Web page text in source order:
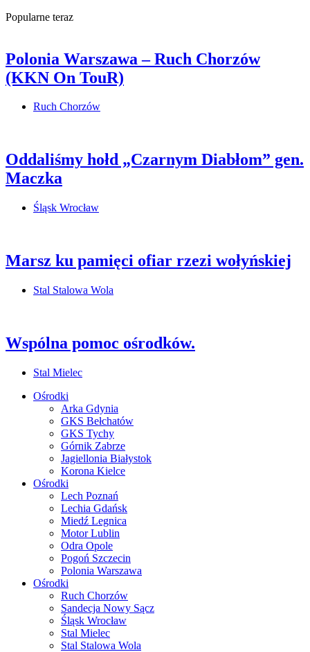
Popularne teraz
Polonia Warszawa – Ruch Chorzów
(KKN On TouR)
Ruch Chorzów
Oddaliśmy hołd „Czarnym Diabłom” gen.
Maczka
Śląsk Wrocław
Marsz ku pamięci ofiar rzezi wołyńskiej
Stal Stalowa Wola
Wspólna pomoc ośrodków.
Stal Mielec
Ośrodki
Arka Gdynia
GKS Bełchatów
GKS Tychy
Górnik Zabrze
Jagiellonia Białystok
Korona Kielce
Ośrodki
Lech Poznań
Lechia Gdańsk
Miedź Legnica
Motor Lublin
Odra Opole
Pogoń Szczecin
Polonia Warszawa
Ośrodki
Ruch Chorzów
Sandecja Nowy Sącz
Śląsk Wrocław
Stal Mielec
Stal Stalowa Wola